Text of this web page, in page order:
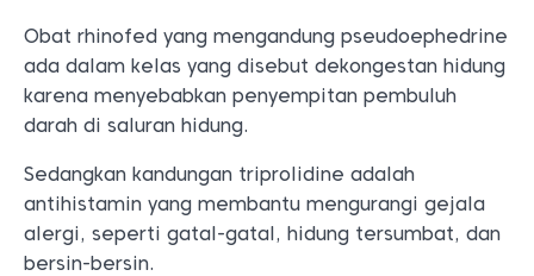
Obat rhinofed yang mengandung pseudoephedrine
ada dalam kelas yang disebut dekongestan hidung
karena menyebabkan penyempitan pembuluh
darah di saluran hidung.
Sedangkan kandungan triprolidine adalah
antihistamin yang membantu mengurangi gejala
alergi, seperti gatal-gatal, hidung tersumbat, dan
bersin-bersin.